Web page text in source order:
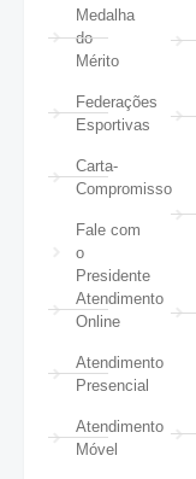
Medalha
do
Mérito
Federações
Esportivas
Carta-
Compromisso
Fale com
o
Presidente
Atendimento
Online
Atendimento
Presencial
Atendimento
Móvel